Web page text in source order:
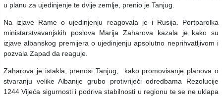
u planu za ujedinjenje te dvije zemlje, prenio je Tanjug.
Na izjave Rame o ujedinjenju reagovala je i Rusija. Portparolka
ministarstvavanjskih poslova Marija Zaharova kazala je kako su
izjave albanskog premijera o ujedinjenju apsolutno neprihvatljivom i
pozvala Zapad da reaguje.
Zaharova je istakla, prenosi Tanjug, kako promovisanje planova o
stvaranju velike Albanije grubo protivriječi odredbama Rezolucije
1244 Vijeća sigurnosti i podriva stabilnosti u regionu te se ne uklapa